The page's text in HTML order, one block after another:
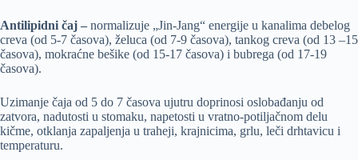
Antilipidni čaj – normalizuje „Jin-Jang“ energije u kanalima debelog
creva (od 5-7 časova), želuca (od 7-9 časova), tankog creva (od 13 –15
časova), mokraćne bešike (od 15-17 časova) i bubrega (od 17-19
časova).
Uzimanje čaja od 5 do 7 časova ujutru doprinosi oslobađanju od
zatvora, nadutosti u stomaku, napetosti u vratno-potiljačnom delu
kičme, otklanja zapaljenja u traheji, krajnicima, grlu, leči drhtavicu i
temperaturu.